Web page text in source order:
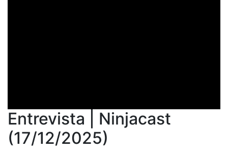
Entrevista | Ninjacast
(17/12/2025)